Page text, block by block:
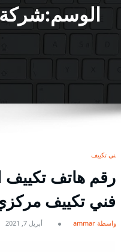
الوسم:شركة
فني تكييف
فني تكييف مركزي 24
بواسطة ammar أبريل 7, 2021